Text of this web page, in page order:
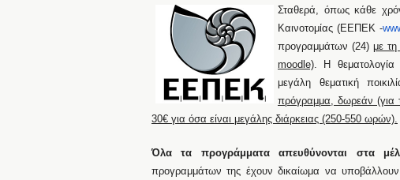
Σταθερά, όπως κάθε
Καινοτομίας (ΕΕΠΕΚ -
προγραμμάτων (24) με
moodle). Η θεματολογία
μεγάλη θεματική
πρόγραμμα, δωρεάν (για
30€ για όσα είναι μεγάλης διάρκειας (250-550 ωρών).
Όλα τα προγράμματα απευθύνονται στα
προγραμμάτων της έχουν δικαίωμα να